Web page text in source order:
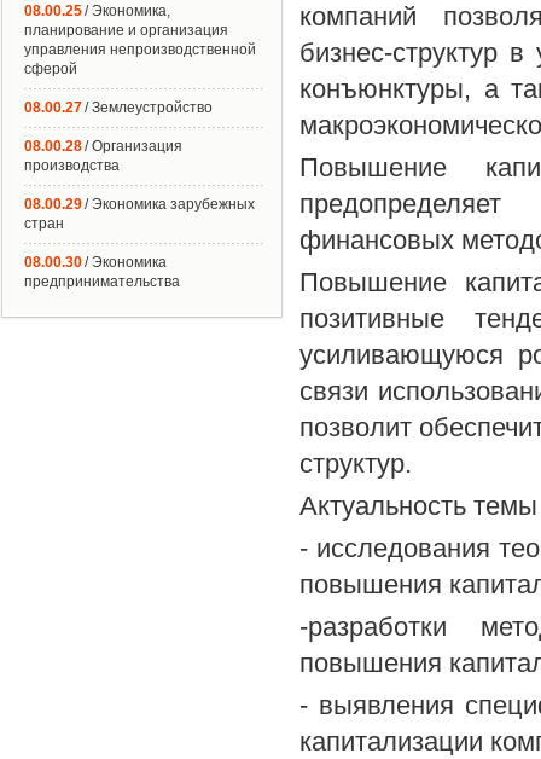
компаний
бизнес-структур
конъюнктуры, а
Повышение
предопределяет
финансовых
Повышение
позитивные
усиливающуюся
связи
позволит
структур.
Актуальность
- исследования
повышения
-разработки
повышения
- выявления
капитализации
08.00.25/ Экономика,
планирование и организация
управления непроизводственной
сферой
08.00.27/ Землеустройство
08.00.28/ Организация
производства
08.00.29/ Экономика зарубежных
стран
08.00.30/ Экономика
предпринимательства